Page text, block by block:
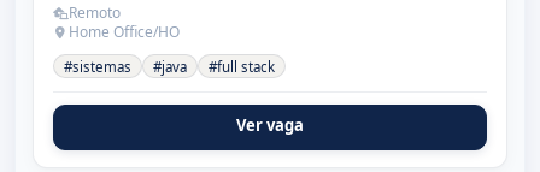
Remoto
Home Office/HO
#sistemas #java #full stack
Ver vaga